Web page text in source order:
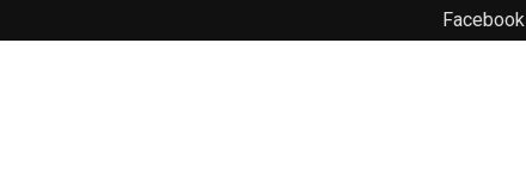
Facebook